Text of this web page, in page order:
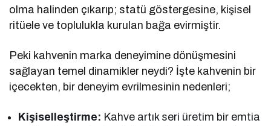
olma halinden çıkarıp; statü göstergesine, kişisel
ritüele ve toplulukla kurulan bağa evirmiştir.
Peki kahvenin marka deneyimine dönüşmesini
sağlayan temel dinamikler neydi? İşte kahvenin bir
içecekten, bir deneyim evrilmesinin nedenleri;
Kişiselleştirme: Kahve artık seri üretim bir emtia